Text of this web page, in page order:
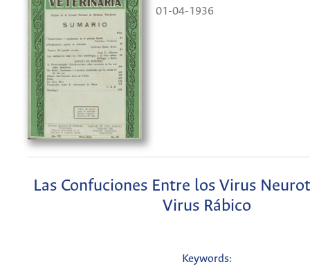
01-04-1936
Las Confuciones Entre los Virus
Virus Rábico
Keywords: